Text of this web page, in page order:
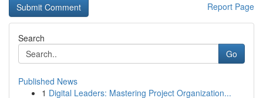
Report Page
Search
Go
Published News
1 Digital Leaders: Mastering Project Organization...